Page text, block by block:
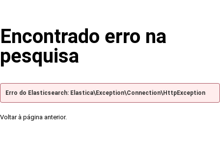
Encontrado erro na
pesquisa
Erro do Elasticsearch: Elastica\Exception\Connection\HttpException
Voltar à página anterior.